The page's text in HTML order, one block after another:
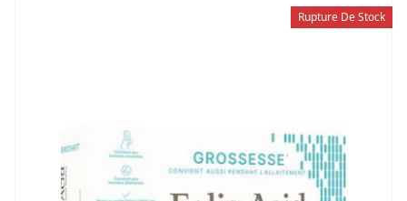
Rupture De Stock